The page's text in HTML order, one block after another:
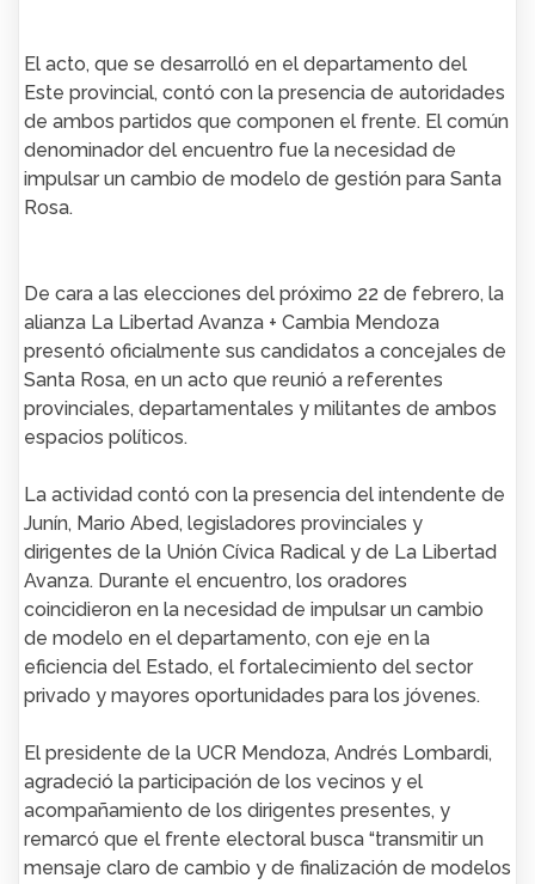
El acto, que se desarrolló en el departamento del
Este provincial, contó con la presencia de autoridades
de ambos partidos que componen el frente. El común
denominador del encuentro fue la necesidad de
impulsar un cambio de modelo de gestión para Santa
Rosa.
De cara a las elecciones del próximo 22 de febrero, la
alianza La Libertad Avanza + Cambia Mendoza
presentó oficialmente sus candidatos a concejales de
Santa Rosa, en un acto que reunió a referentes
provinciales, departamentales y militantes de ambos
espacios políticos.
La actividad contó con la presencia del intendente de
Junín, Mario Abed, legisladores provinciales y
dirigentes de la Unión Cívica Radical y de La Libertad
Avanza. Durante el encuentro, los oradores
coincidieron en la necesidad de impulsar un cambio
de modelo en el departamento, con eje en la
eficiencia del Estado, el fortalecimiento del sector
privado y mayores oportunidades para los jóvenes.
El presidente de la UCR Mendoza, Andrés Lombardi,
agradeció la participación de los vecinos y el
acompañamiento de los dirigentes presentes, y
remarcó que el frente electoral busca “transmitir un
mensaje claro de cambio y de finalización de modelos